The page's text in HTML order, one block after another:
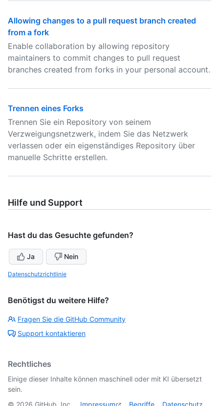
Allowing changes to a pull request branch created
from a fork
Enable collaboration by allowing repository
maintainers to commit changes to pull request
branches created from forks in your personal account.
Trennen eines Forks
Trennen Sie ein Repository von seinem
Verzweigungsnetzwerk, indem Sie das Netzwerk
verlassen oder ein eigenständiges Repository über
manuelle Schritte erstellen.
Hilfe und Support
Hast du das Gesuchte gefunden?
Ja Nein
Datenschutzrichtlinie
Benötigst du weitere Hilfe?
Fragen Sie die GitHub Community
Support kontaktieren
Rechtliches
Einige dieser Inhalte können maschinell oder mit KI übersetzt
sein.
© 2026 GitHub, Inc. Impressum Begriffe Datenschutz